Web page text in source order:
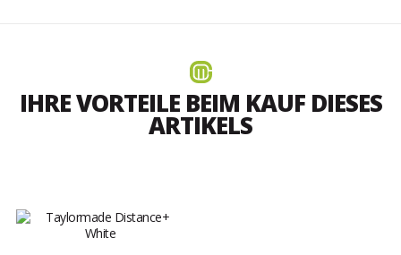
IHRE VORTEILE BEIM KAUF DIESES
ARTIKELS